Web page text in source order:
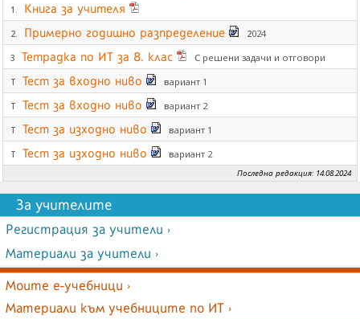
1. Книга за учителя
2. Примерно годишно разпределение 2024
3 Тетрадка по ИТ за 8. клас С решени задачи и отговори
Т Тест за входно ниво вариант 1
Т Тест за входно ниво вариант 2
Т Тест за изходно ниво вариант 1
Т Тест за изходно ниво вариант 2
Последна редакция: 14.08.2024
За учителите
Регистрация за учители ›
Материали за учители ›
Моите е-учебници ›
Материали към учебниците по ИТ ›